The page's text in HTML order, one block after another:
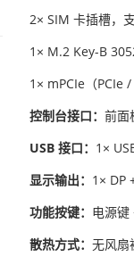
2× SIM 卡插槽，
1× M.2 Key-B
1× mPCIe（PCIe
控制台接口： 前面
USB 接口： 1×
显示输出： 1× DP
功能按键： 电源键
散热方式： 无风扇